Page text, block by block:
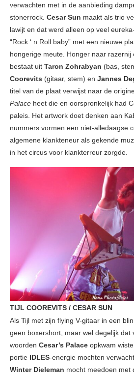
verwachten met in de aanbieding
stonerrock. Cesar Sun maakt als trio
lawijt en dat werd alleen op veel
“Rock ‘ n Roll baby” met een nieuwe
hongerige meute. Honger naar razernij
bestaat uit Taron Zohrabyan (bas,
Coorevits (gitaar, stem) en Jannes
titel van de plaat verwijst naar de
Palace heet die en oorspronkelijk had
paleis. Het artwork doet denken aan
nummers vormen een niet-alledaagse
algemene klankteneur als gekende
in het circus voor klankterreur zorgde.
TIJL COOREVITS / CESAR SUN
Als Tijl met zijn flying V-gitaar in een
geen boxershort, maar wel degelijk dat
woorden Cesar’s Palace opkwam
portie IDLES-energie mochten
Winter Dieleman mocht meedoen met